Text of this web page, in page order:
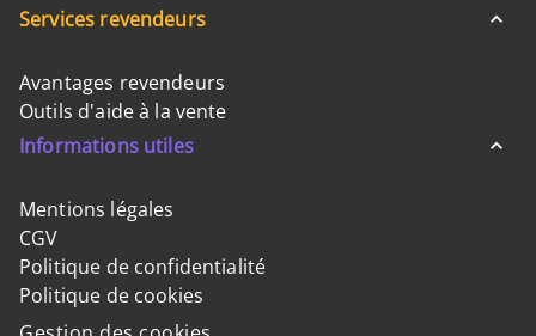
Services revendeurs
Avantages revendeurs
Outils d'aide à la vente
Informations utiles
Mentions légales
CGV
Politique de confidentialité
Politique de cookies